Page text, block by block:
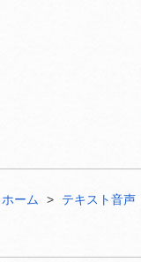
ホーム テキスト音声